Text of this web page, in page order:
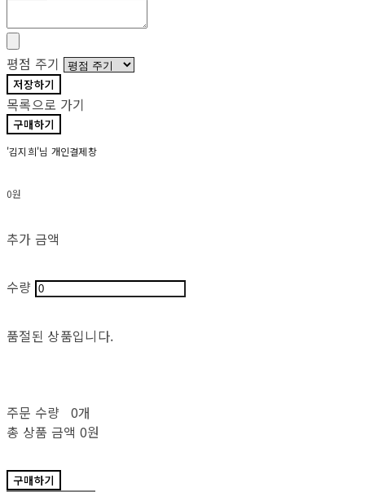
평점 주기
저장하기
목록으로 가기
구매하기
'김지희'님 개인결제창
0원
추가 금액
수량
품절된 상품입니다.
주문 수량
0개
총 상품 금액 0원
구매하기